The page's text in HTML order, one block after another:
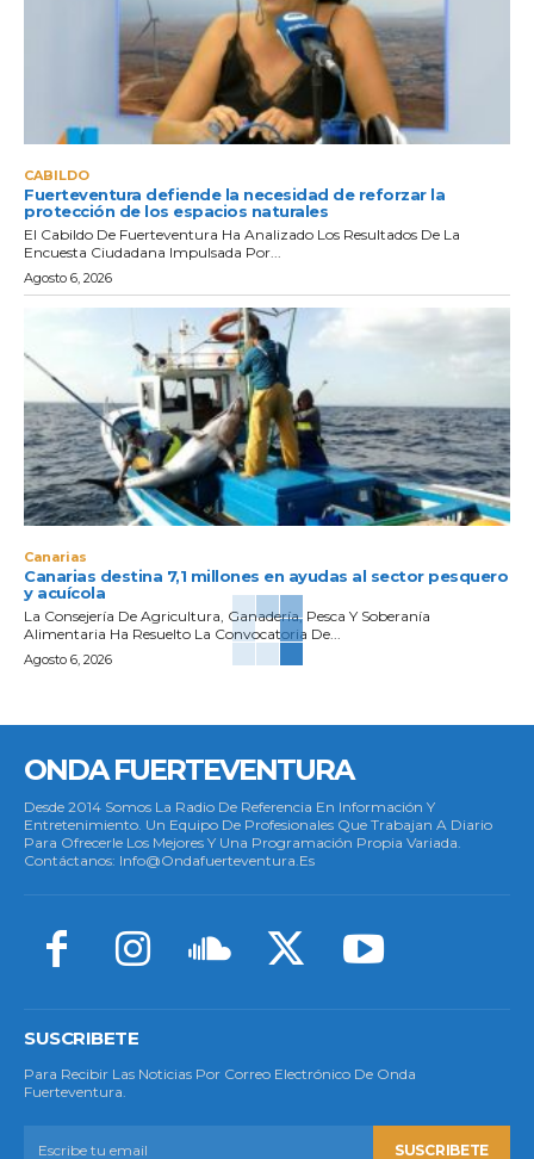
CABILDO
Fuerteventura defiende la necesidad de reforzar la
protección de los espacios naturales
El Cabildo De Fuerteventura Ha Analizado Los Resultados De La
Encuesta Ciudadana Impulsada Por...
Agosto 6, 2026
Canarias
Canarias destina 7,1 millones en ayudas al sector pesquero
y acuícola
La Consejería De Agricultura, Ganadería, Pesca Y Soberanía
Alimentaria Ha Resuelto La Convocatoria De...
Agosto 6, 2026
ONDA FUERTEVENTURA
Desde 2014 Somos La Radio De Referencia En Información Y
Entretenimiento. Un Equipo De Profesionales Que Trabajan A Diario
Para Ofrecerle Los Mejores Y Una Programación Propia Variada.
Contáctanos: Info@ondafuerteventura.es
SUSCRIBETE
Para Recibir Las Noticias Por Correo Electrónico De Onda
Fuerteventura.
SUSCRIBETE